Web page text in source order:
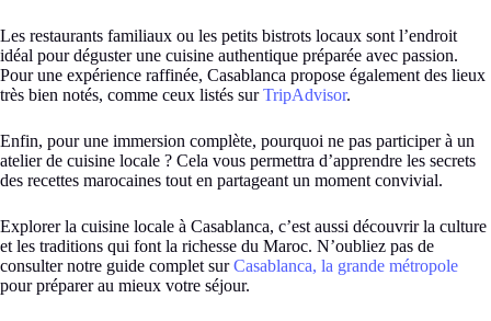
Les restaurants familiaux ou les petits bistrots locaux sont l’endroit
idéal pour déguster une cuisine authentique préparée avec passion.
Pour une expérience raffinée, Casablanca propose également des lieux
très bien notés, comme ceux listés surTripAdvisor.
Enfin, pour une immersion complète, pourquoi ne pas participer à un
atelier de cuisine locale ? Cela vous permettra d’apprendre les secrets
des recettes marocaines tout en partageant un moment convivial.
Explorer la cuisine locale à Casablanca, c’est aussi découvrir la culture
et les traditions qui font la richesse du Maroc. N’oubliez pas de
consulter notre guide complet surCasablanca, la grande métropole
pour préparer au mieux votre séjour.